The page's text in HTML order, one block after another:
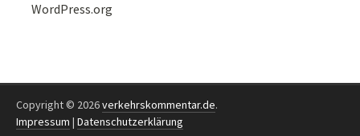
WordPress.org
Copyright © 2026verkehrskommentar.de.
Impressum | Datenschutzerklärung